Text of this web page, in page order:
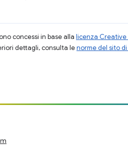
concessi in base alla licenza Creative
dettagli, consulta lenorme del sito